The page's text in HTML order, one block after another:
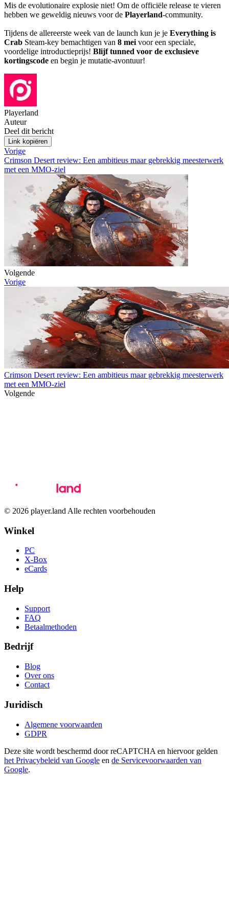
Mis de evolutionaire explosie niet! Om de officiële release te vieren
hebben we geweldig nieuws voor de Playerland-community.
Tijdens de allereerste week van de launch kun je je Everything is
Crab Steam-key bemachtigen van 8 mei voor een speciale,
voordelige introductieprijs! Blijf tunned voor de exclusieve
kortingscode en begin je mutatie-avontuur!
Playerland
Auteur
Deel dit bericht
Link kopiëren
Vorige
Crimson Desert review: Een ambitieus maar gebrekkig meesterwerk
met een MMO-ziel
Volgende
Vorige
Crimson Desert review: Een ambitieus maar gebrekkig meesterwerk
met een MMO-ziel
Volgende
© 2026 player.land Alle rechten voorbehouden
Winkel
PC
X-Box
eCards
Help
Support
FAQ
Betaalmethoden
Bedrijf
Blog
Over ons
Contact
Juridisch
Algemene voorwaarden
GDPR
Deze site wordt beschermd door reCAPTCHA en hiervoor gelden
het Privacybeleid van Google en de Servicevoorwaarden van
Google.